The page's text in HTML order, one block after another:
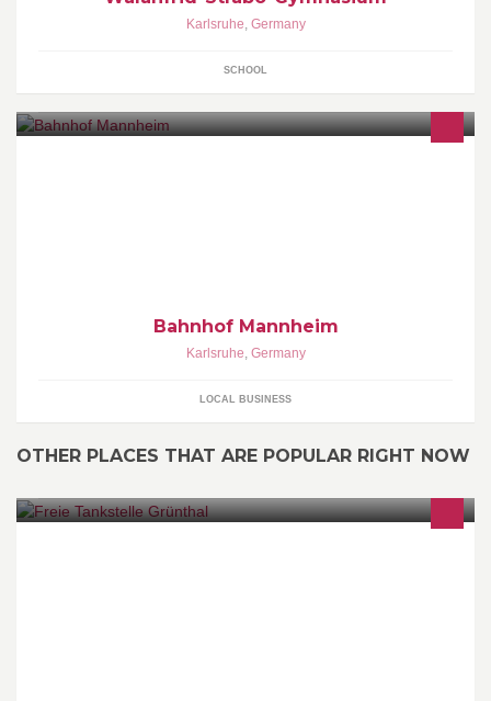
Karlsruhe, Germany
SCHOOL
Bahnhof Mannheim
Karlsruhe, Germany
LOCAL BUSINESS
OTHER PLACES THAT ARE POPULAR RIGHT NOW